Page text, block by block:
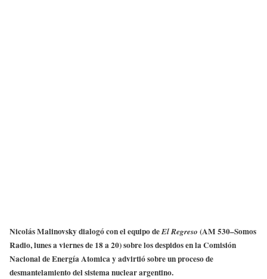
Nicolás Malinovsky dialogó con el equipo deEl Regreso (AM 530–Somos
Radio, lunes a viernes de 18 a 20) sobre los despidos en la Comisión
Nacional de Energía Atomica y advirtió sobre un proceso de
desmantelamiento del sistema nuclear argentino.